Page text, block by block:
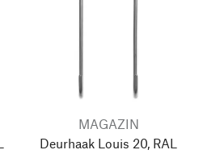
MAGAZIN
Deurhaak Louis 20, RAL